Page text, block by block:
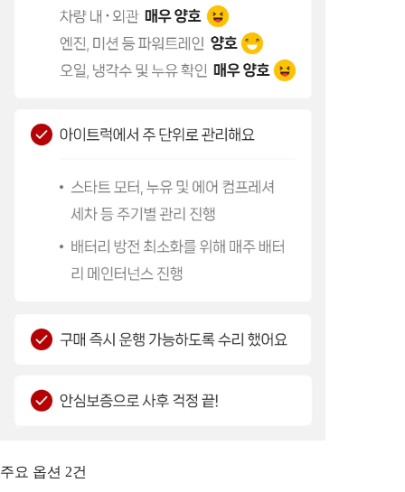
주요 옵션 2건